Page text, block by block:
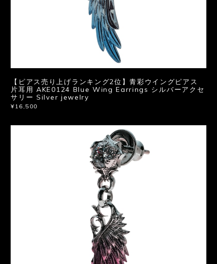
【ピアス売り上げランキング2位】青彩ウイングピアス
片耳用 AKE0124 Blue Wing Earrings シルバーアクセ
サリー Silver jewelry
¥16,500